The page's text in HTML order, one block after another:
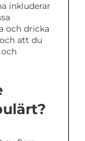
inkluderar
och dricka
att du